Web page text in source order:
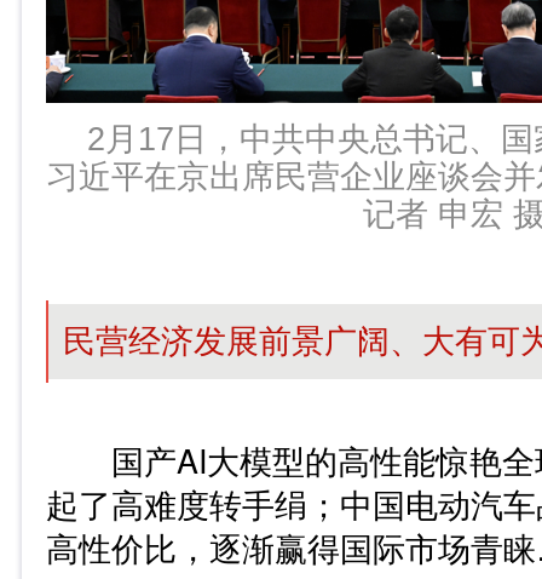
2月17日，中共中央总书记、
习近平在京出席民营企业座谈会
记者 申宏
民营经济发展前景广阔、大有可
国产AI大模型的高性能惊艳全
起了高难度转手绢；中国电动汽
高性价比，逐渐赢得国际市场青